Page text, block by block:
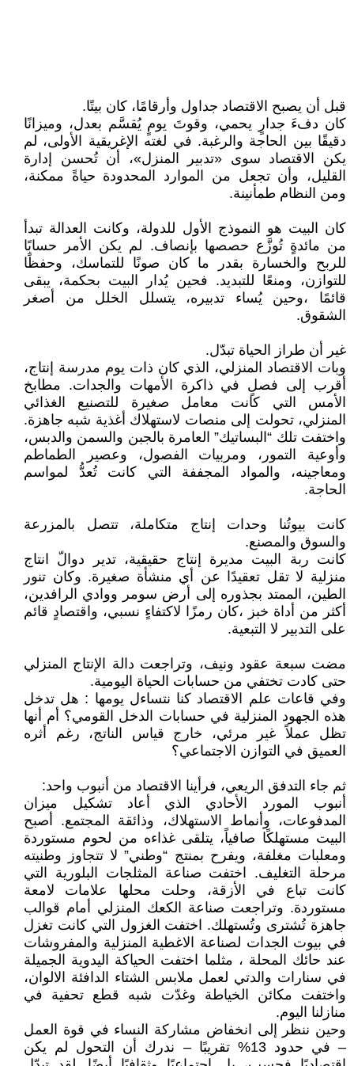
قبل أن يصبح الاقتصاد جداول وأرقامًا، كان بيتًا.
كان دفءَ جدارٍ يحمي، وقوتَ يومٍ يُقسَّم بعدل، وميزانًا
دقيقًا بين الحاجة والرغبة. في لغته الإغريقية الأولى، لم
يكن الاقتصاد سوى «تدبير المنزل»، أن تُحسن إدارة
القليل، وأن تجعل من الموارد المحدودة حياةً ممكنة،
ومن النظام طمأنينة.
كان البيت هو النموذج الأول للدولة، وكانت العدالة تبدأ
من مائدةٍ تُوزَّع حصصها بإنصاف. لم يكن الأمر حسابًا
للربح والخسارة بقدر ما كان صونًا للتماسك، وحفظًا
للتوازن، ومنعًا للتبديد. فحين يُدار البيت بحكمة، يبقى
قائمًا ،وحين يُساء تدبيره، يتسلل الخلل من أصغر
الشقوق.
غير أن طراز الحياة تبدّل.
وبات الاقتصاد المنزلي، الذي كان ذات يوم مدرسة إنتاج،
أقرب إلى فصلٍ في ذاكرة الأمهات والجدات. مطابخ
الأمس التي كانت معامل صغيرة للتصنيع الغذائي
المنزلي، تحولت إلى منصات لاستهلاك أغذية شبه جاهزة.
واختفت تلك “البساتيك” العامرة بالجبن والسمن والدبس،
وأوعية التمور، ومربيات الفصول، وعصير الطماطم
ومعاجينه، والمواد المجففة التي كانت تُعدُّ لمواسم
الحاجة.
كانت بيوتُنا وحدات إنتاج متكاملة، تتصل بالمزرعة
والسوق والمصنع.
كانت ربة البيت مديرة إنتاج حقيقية، تدير دوالّ انتاج
منزلية لا تقل تعقيدًا عن أي منشأة صغيرة. وكان تنور
الطين، الممتد بجذوره إلى أرض سومر ووادي الرافدين،
أكثر من أداة خبز ،كان رمزًا لاكتفاءٍ نسبي، واقتصادٍ قائم
على التدبير لا التبعية.
مضت سبعة عقود ونيف، وتراجعت دالة الإنتاج المنزلي
حتى كادت تختفي من حسابات الحياة اليومية.
وفي قاعات علم الاقتصاد كنا نتساءل يومها : هل تدخل
هذه الجهود المنزلية في حسابات الدخل القومي؟ أم أنها
تظل عملاً غير مرئي، خارج قياس الناتج، رغم أثره
العميق في التوازن الاجتماعي؟
ثم جاء التدفق الريعي، فرأينا الاقتصاد من أنبوب واحد:
أنبوب المورد الأحادي الذي أعاد تشكيل ميزان
المدفوعات، وأنماط الاستهلاك، وذائقة المجتمع. أصبح
البيت مستهلكًا صافياً، يتلقى غذاءه من لحوم مستوردة
ومعلبات مغلفة، ويفرح بمنتج “وطني” لا تتجاوز وطنيته
مرحلة التغليف. اختفت صناعة المثلجات البلورية التي
كانت تباع في الأزقة، وحلت محلها علامات لامعة
مستوردة. وتراجعت صناعة الكعك المنزلي أمام قوالب
جاهزة تُشترى وتُستهلك. اختفت الغزول التي كانت تغزل
في بيوت الجدات لصناعة الاغطية المنزلية والمفروشات
عند حائك المحلة ، مثلما اختفت الحياكة اليدوية الجميلة
في سنارات والدتي لعمل ملابس الشتاء الدافئة الالوان،
واختفت مكائن الخياطة وغدّت شبه قطع تحفية في
منازلنا اليوم.
وحين ننظر إلى انخفاض مشاركة النساء في قوة العمل
– في حدود 13% تقريبًا – ندرك أن التحول لم يكن